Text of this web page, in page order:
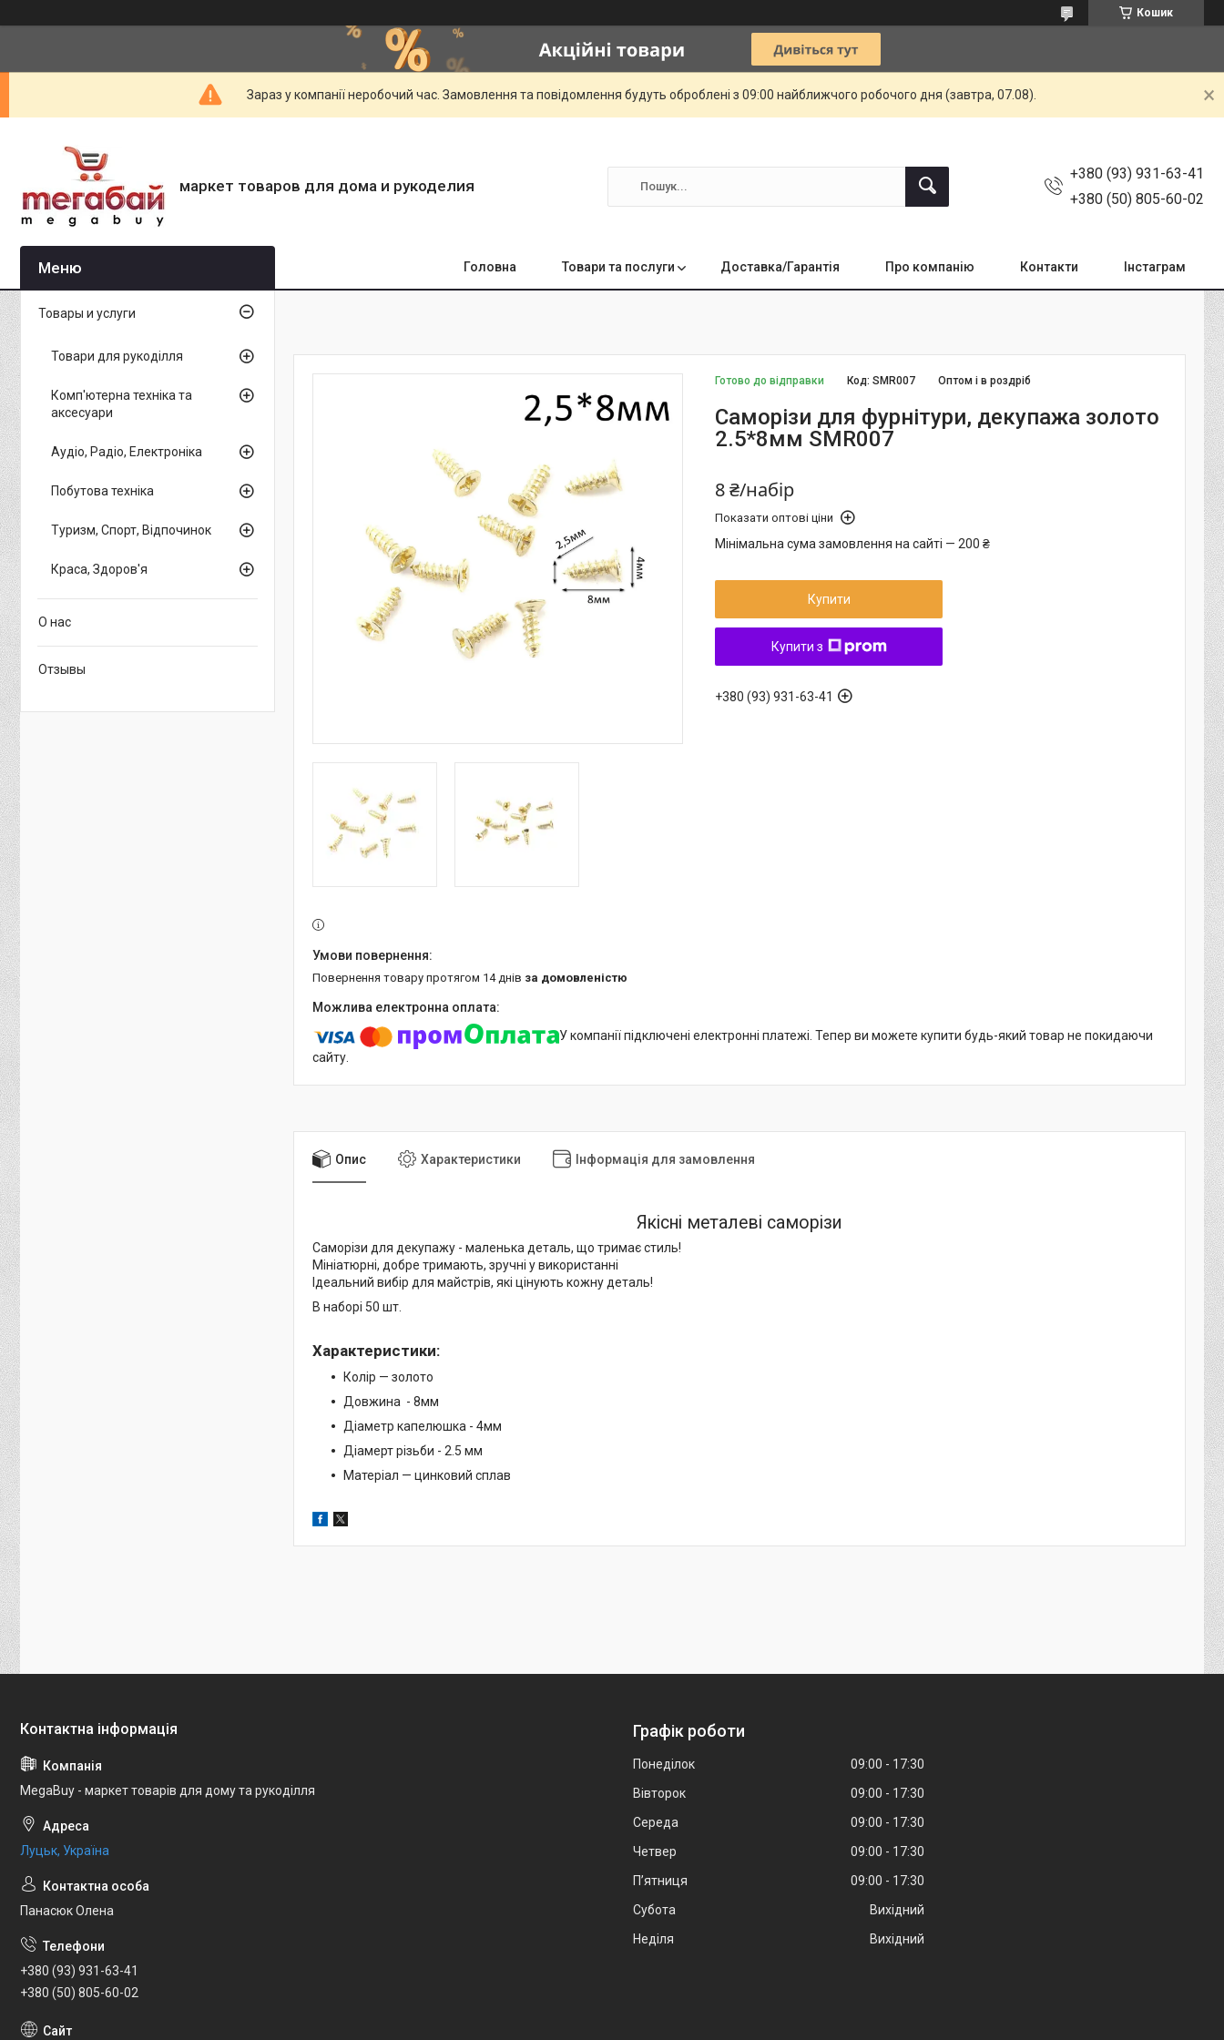
Кошик
Зараз у компанії неробочий час. Замовлення та повідомлення будуть оброблені з 09:00 найближчого робочого дня (завтра, 07.08).
маркет товаров для дома и рукоделия
+380 (93) 931-63-41
+380 (50) 805-60-02
Головна Товари та послуги Доставка/Гарантія Про компанію Контакти Інстаграм
Готово до відправки Оптом і в роздріб
Код:SMR007
Саморізи для фурнітури, декупажа золото
2.5*8мм SMR007
8 ₴/набір
Показати оптові ціни
Мінімальна сума замовлення на сайті — 200 ₴
Купити
Купити з
+380 (93) 931-63-41
повернення товару протягом 14 днів за домовленістю
У компанії підключені електронні платежі. Тепер ви можете купити будь-який товар не покидаючи
сайту.
Опис Характеристики Інформація для замовлення
Якісні металеві саморізи
Саморізи для декупажу - маленька деталь, що тримає стиль!
Мініатюрні, добре тримають, зручні у використанні
Ідеальний вибір для майстрів, які цінують кожну деталь!
В наборі 50 шт.
Характеристики:
Колір — золото
Довжина - 8мм
Діаметр капелюшка - 4мм
Діамерт різьби - 2.5 мм
Матеріал — цинковий сплав
Товары и услуги
Товари для рукоділля
Комп'ютерна техніка та
аксесуари
Аудіо, Радіо, Електроніка
Побутова техніка
Туризм, Спорт, Відпочинок
Краса, Здоров'я
О нас
Отзывы
MegaBuy - маркет товарів для дому та рукоділля
Луцьк, Україна
Панасюк Олена
+380 (93) 931-63-41
+380 (50) 805-60-02
Графік роботи
Понеділок 09:00
17:30
Вівторок
09:00
17:30
Середа
09:00
17:30
Четвер
09:00
17:30
Пʼятниця
09:00
17:30
Субота
Вихідний
Неділя
Вихідний